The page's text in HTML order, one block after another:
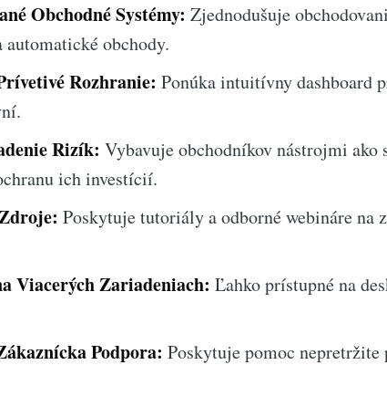
Obchodné Systémy: Zjednodušuje
obchody.
Rozhranie: Ponúka intuitívny dashboard
Rizík: Vybavuje obchodníkov nástrojmi ako
ich investícií.
Poskytuje tutoriály a odborné webináre na
Viacerých Zariadeniach: Ľahko prístupné na
Podpora: Poskytuje pomoc nepretržite